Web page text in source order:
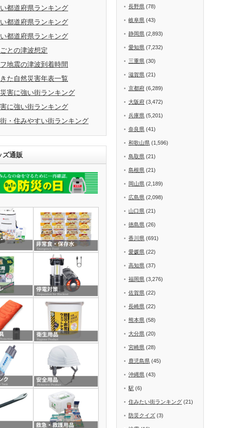
都道府県ランキング
都道府県ランキング
都道府県ランキング
との津波想定
地震の津波到着時間
た自然災害年表一覧
害に強い街ランキング
に強い街ランキング
・住みやすい街ランキング
通販
長野県 (78)
岐阜県 (43)
静岡県 (2,893)
愛知県 (7,232)
三重県 (30)
滋賀県 (21)
京都府 (6,289)
大阪府 (3,472)
兵庫県 (5,201)
奈良県 (41)
和歌山県 (1,596)
鳥取県 (21)
島根県 (21)
岡山県 (2,189)
広島県 (2,098)
山口県 (21)
徳島県 (26)
香川県 (691)
愛媛県 (22)
高知県 (37)
福岡県 (3,276)
佐賀県 (22)
長崎県 (22)
熊本県 (58)
大分県 (20)
宮崎県 (28)
鹿児島県 (45)
沖縄県 (43)
駅 (6)
住みたい街ランキング (21)
防災クイズ (3)